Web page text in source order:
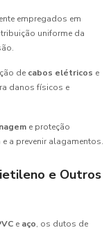
empregados em
uniforme da
de cabos elétricos e
danos físicos e
e proteção
a prevenir alagamentos.
e Outros
e aço, os dutos de